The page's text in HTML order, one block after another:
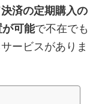
済の定期購入の
可能で不在でも
ービスがありま